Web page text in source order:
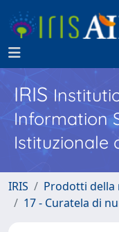
IRIS
Information
Istituzionale
IRIS
Prodotti della
17 - Curatela di